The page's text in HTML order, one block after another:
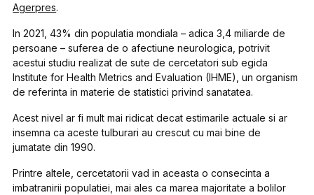
Agerpres.
In 2021, 43% din populatia mondiala – adica 3,4 miliarde de
persoane – suferea de o afectiune neurologica, potrivit
acestui studiu realizat de sute de cercetatori sub egida
Institute for Health Metrics and Evaluation (IHME), un organism
de referinta in materie de statistici privind sanatatea.
Acest nivel ar fi mult mai ridicat decat estimarile actuale si ar
insemna ca aceste tulburari au crescut cu mai bine de
jumatate din 1990.
Printre altele, cercetatorii vad in aceasta o consecinta a
imbatranirii populatiei, mai ales ca marea majoritate a bolilor